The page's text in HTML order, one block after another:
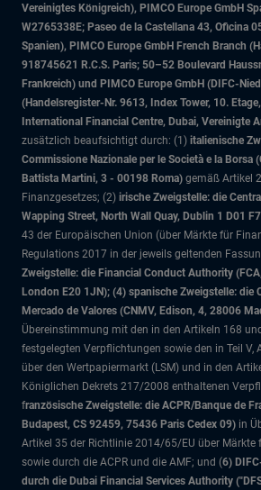
Vereinigtes Königreich), PIMCO Europe GmbH
W2765338E; Paseo de la Castellana 43, Oficina
Spanien), PIMCO Europe GmbH French Branch
918745621 R.C.S. Paris; 50–52 Boulevard
Frankreich) und PIMCO Europe GmbH (DIFC-
(Handelsregister-Nr. 9613, Index Tower, 10.
International Financial Centre, Dubai, Vereinigte
zusätzlich beaufsichtigt durch: (1) italienische
Commissione Nazionale per le Società e la Borsa
Battista Martini, 3 - 00198 Roma) gemäß Artikel
Finanzgesetzes; (2) irische Zweigstelle: die
Wapping Street, North Wall Quay, Dublin 1 D01
43 der Europäischen Union (über Märkte für
Regulations 2017 in der jeweils geltenden
Zweigstelle: die Financial Conduct Authority
London E20 1JN); (4) spanische Zweigstelle: die
Mercado de Valores (CNMV, Edison, 4, 28006
Übereinstimmung mit den in den Artikeln 168
festgelegten Verpflichtungen sowie den in Teil V,
über den Wertpapiermarkt (LSM) und in den
Königlichen Dekrets 217/2008 enthaltenen
französische Zweigstelle: die ACPR/Banque de
Budapest, CS 92459, 75436 Paris Cedex 09) in
Artikel 35 der Richtlinie 2014/65/EU über
sowie durch die ACPR und die AMF; und (6)
durch die Dubai Financial Services Authority